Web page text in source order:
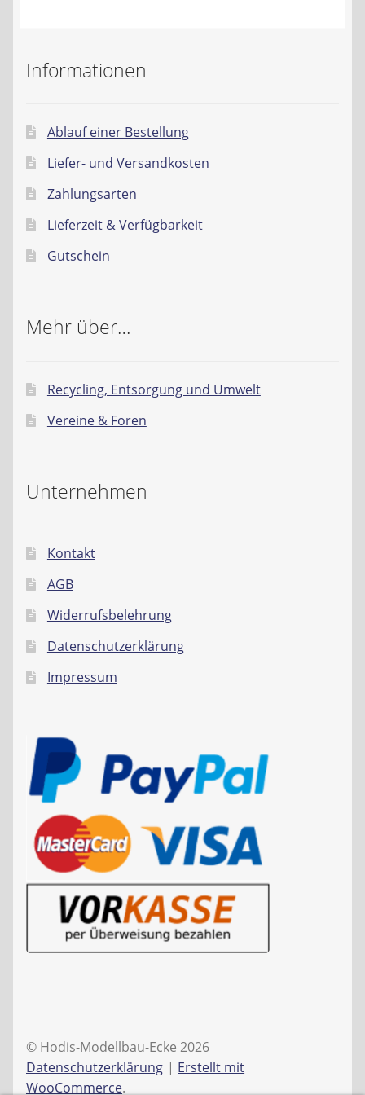
Datenschutzerklärung
Impressum
Informationen
Ablauf einer Bestellung
Liefer- und Versandkosten
Zahlungsarten
Lieferzeit & Verfügbarkeit
Gutschein
Mehr über…
Recycling, Entsorgung und Umwelt
Vereine & Foren
Unternehmen
Kontakt
AGB
Widerrufsbelehrung
Datenschutzerklärung
Impressum
© Hodis-Modellbau-Ecke 2026
Datenschutzerklärung
Erstellt mit
WooCommerce.